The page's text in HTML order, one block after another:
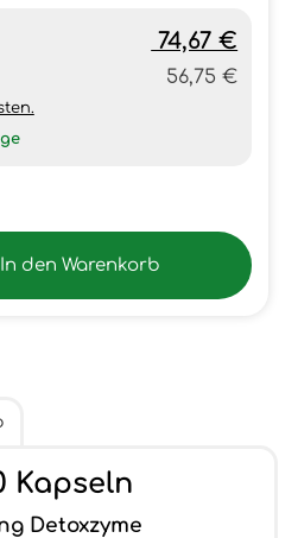
74,67 €
56,75 €
Kapseln
Detoxzyme